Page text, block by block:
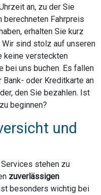
an, zu der Sie
berechneten Fahrpreis
erhalten Sie kurz
sind stolz auf unseren
keine versteckten
bei uns buchen. Es fallen
Bank- oder Kreditkarte an
den Sie bezahlen. Ist
beginnen?
und
stehen zu
zuverlässigen
besonders wichtig bei